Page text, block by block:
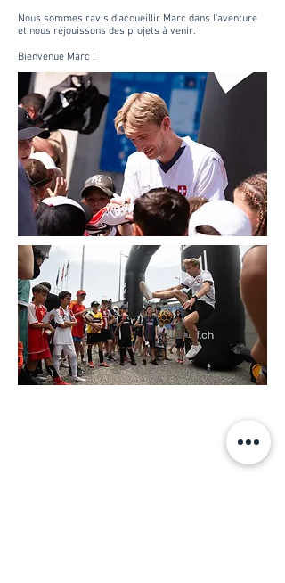
Nous sommes ravis d'accueillir Marc dans l'aventure
et nous réjouissons des projets à venir.
Bienvenue Marc !